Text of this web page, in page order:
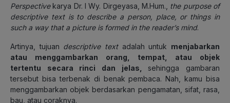
Perspectivekarya Dr. I Wy. Dirgeyasa, M.Hum., the purpose of
descriptive text is to describe a person, place, or things in
such a way that a picture is formed in the reader’s mind.
Artinya, tujuan descriptive textadalah untuk menjabarkan
atau menggambarkan orang, tempat, atau objek
tertentu secara rinci dan jelas, sehingga gambaran
tersebut bisa terbenak di benak pembaca. Nah, kamu bisa
menggambarkan objek berdasarkan pengamatan, sifat, rasa,
bau, atau coraknya.